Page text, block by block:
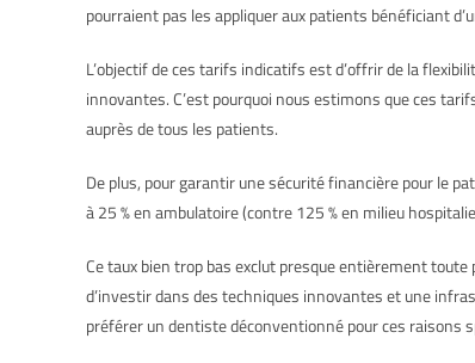
pourraient pas les appliquer aux patients bénéficiant
L’objectif de ces tarifs indicatifs est d’offrir de la
innovantes. C’est pourquoi nous estimons que ces
auprès de tous les patients.
De plus, pour garantir une sécurité financière pour le
à 25 % en ambulatoire (contre 125 % en milieu
Ce taux bien trop bas exclut presque entièrement
d’investir dans des techniques innovantes et une
préférer un dentiste déconventionné pour ces raisons